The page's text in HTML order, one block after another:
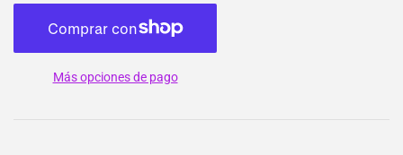
Más opciones de pago